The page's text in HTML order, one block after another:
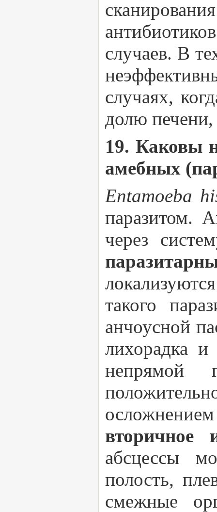
случаев. В
случаях,
долю печени,
19. Каковы
амебных
Entamoeba
паразитом.
через
такого
анчоусной
лихорадка
непрямой
вторичное
абсцессы
полость,
смежные